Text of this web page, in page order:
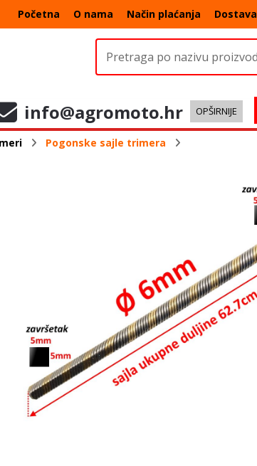
Početna O nama Način plaćanja Dostava
info@agromoto.hr OPŠIRNIJE
Pogonske sajle trimera